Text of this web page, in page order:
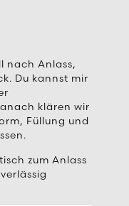
nach Anlass,
Du kannst mir
klären wir
Füllung und
zum Anlass